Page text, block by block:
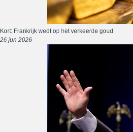
Kort: Frankrijk wedt op het verkeerde goud
26 jun 2026